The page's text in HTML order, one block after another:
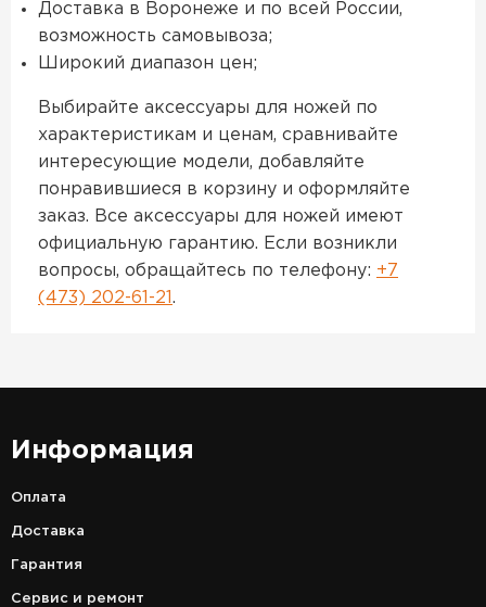
Доставка в Воронеже и по всей России,
возможность самовывоза;
Широкий диапазон цен;
Выбирайте аксессуары для ножей по
характеристикам и ценам, сравнивайте
интересующие модели, добавляйте
понравившиеся в корзину и оформляйте
заказ. Все аксессуары для ножей имеют
официальную гарантию. Если возникли
вопросы, обращайтесь по телефону: +7
(473) 202-61-21 .
Информация
Оплата
Доставка
Гарантия
Сервис и ремонт